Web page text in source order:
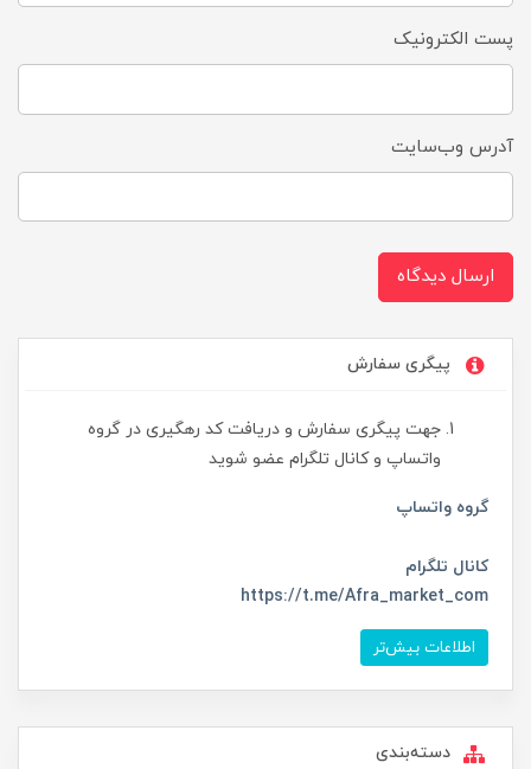
پست الکترونیک
آدرس وب‌سایت
ارسال دیدگاه
پیگری سفارش
جهت پیگری سفارش و دریافت کد رهگیری در گروه
واتساپ و کانال تلگرام عضو شوید
گروه واتساپ
کانال تلگرام
https://t.me/Afra_market_com
اطلاعات بیش‌تر
دسته‌بندی